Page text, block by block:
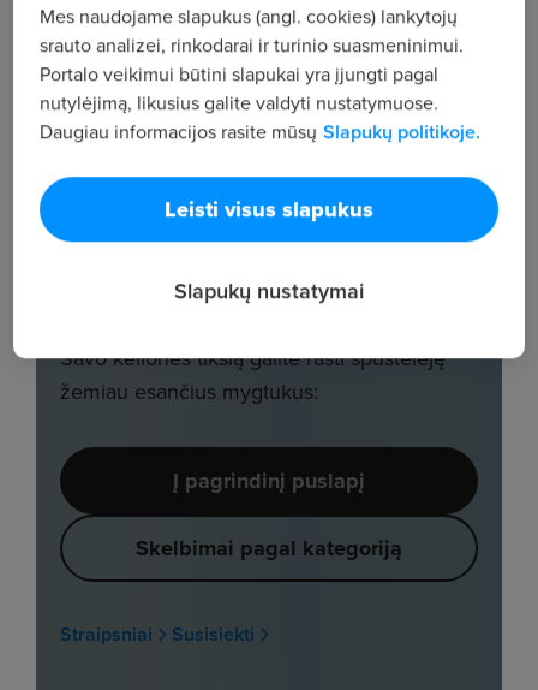
Mes naudojame slapukus (angl. cookies) lankytojų
srauto analizei, rinkodarai ir turinio suasmeninimui.
Portalo veikimui būtini slapukai yra įjungti pagal
nutylėjimą, likusius galite valdyti nustatymuose.
Daugiau informacijos rasite mūsų Slapukų politikoje.
Leisti visus slapukus
Slapukų nustatymai